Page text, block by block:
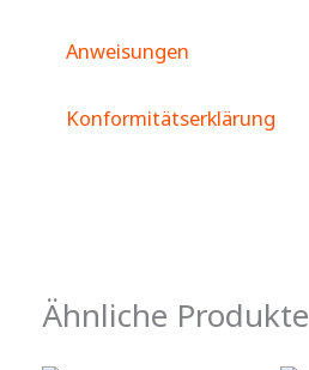
Anweisungen
Konformitätserklärung
Ähnliche Produkte